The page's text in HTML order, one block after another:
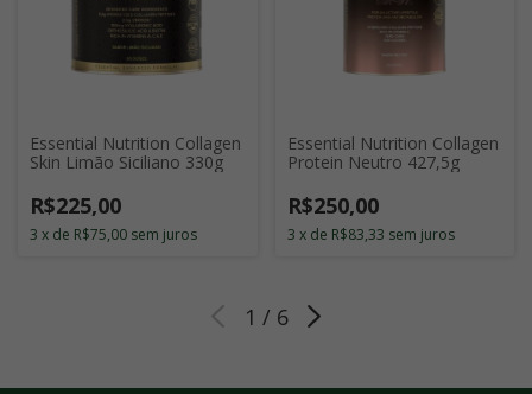
Essential Nutrition Collagen
Skin Limão Siciliano 330g
R$225,00
3 x de R$75,00 sem juros
Essential Nutrition Collagen
Protein Neutro 427,5g
R$250,00
3 x de R$83,33 sem juros
1 / 6